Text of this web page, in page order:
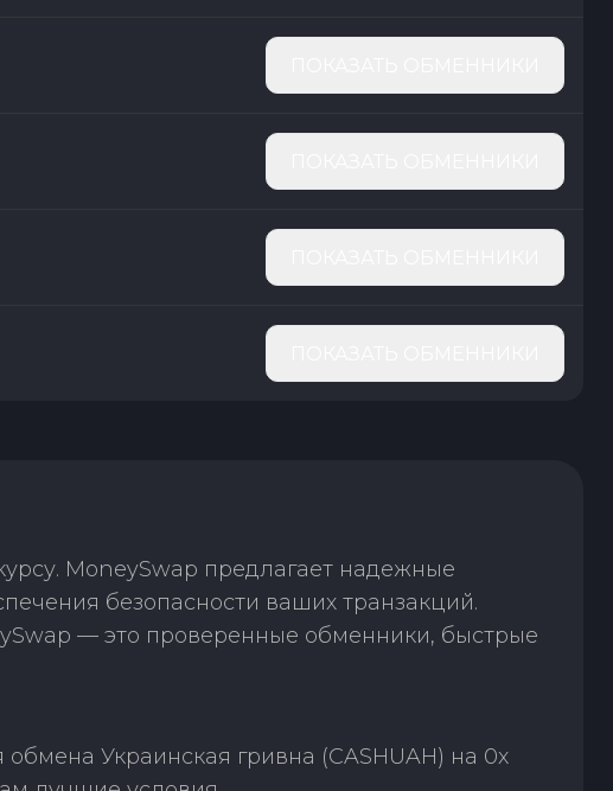
MoneySwap предлагает надежные
безопасности ваших транзакций.
— это проверенные обменники, быстрые
Украинская гривна (CASHUAH) на 0x